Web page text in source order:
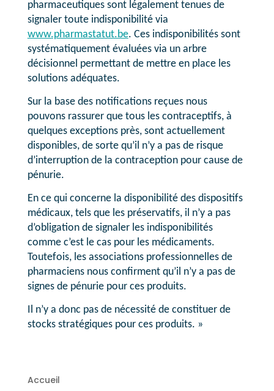
pharmaceutiques sont légalement tenues de
signaler toute indisponibilité via
www.pharmastatut.be. Ces indisponibilités sont
systématiquement évaluées via un arbre
décisionnel permettant de mettre en place les
solutions adéquates.
Sur la base des notifications reçues nous
pouvons rassurer que tous les contraceptifs, à
quelques exceptions près, sont actuellement
disponibles, de sorte qu’il n’y a pas de risque
d’interruption de la contraception pour cause de
pénurie.
En ce qui concerne la disponibilité des dispositifs
médicaux, tels que les préservatifs, il n’y a pas
d’obligation de signaler les indisponibilités
comme c’est le cas pour les médicaments.
Toutefois, les associations professionnelles de
pharmaciens nous confirment qu’il n’y a pas de
signes de pénurie pour ces produits.
Il n’y a donc pas de nécessité de constituer de
stocks stratégiques pour ces produits. »
Accueil